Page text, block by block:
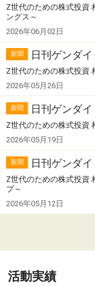
Z世代のための株式投資
ングス～
2026年06月02日
新聞 日刊ゲンダイ
Z世代のための株式投資
2026年05月26日
新聞 日刊ゲンダイ
Z世代のための株式投資
2026年05月19日
新聞 日刊ゲンダイ
Z世代のための株式投資
プ～
2026年05月12日
活動実績